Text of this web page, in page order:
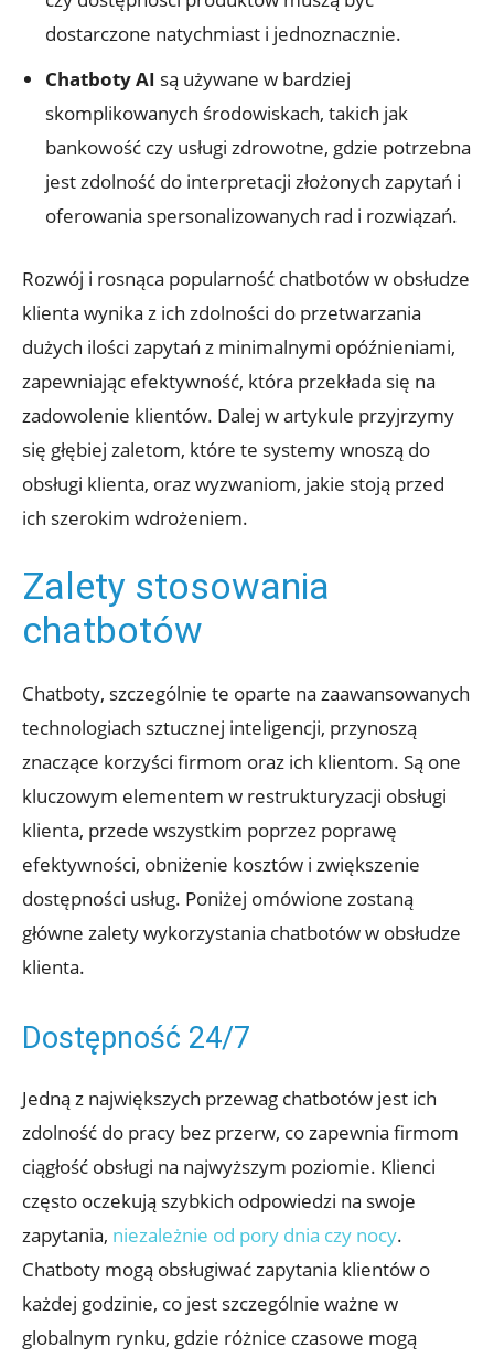
dostarczone natychmiast i jednoznacznie.
Chatboty AI są używane w bardziej
skomplikowanych środowiskach, takich jak
bankowość czy usługi zdrowotne, gdzie potrzebna
jest zdolność do interpretacji złożonych zapytań i
oferowania spersonalizowanych rad i rozwiązań.
Rozwój i rosnąca popularność chatbotów w obsłudze
klienta wynika z ich zdolności do przetwarzania
dużych ilości zapytań z minimalnymi opóźnieniami,
zapewniając efektywność, która przekłada się na
zadowolenie klientów. Dalej w artykule przyjrzymy
się głębiej zaletom, które te systemy wnoszą do
obsługi klienta, oraz wyzwaniom, jakie stoją przed
ich szerokim wdrożeniem.
Zalety stosowania
chatbotów
Chatboty, szczególnie te oparte na zaawansowanych
technologiach sztucznej inteligencji, przynoszą
znaczące korzyści firmom oraz ich klientom. Są one
kluczowym elementem w restrukturyzacji obsługi
klienta, przede wszystkim poprzez poprawę
efektywności, obniżenie kosztów i zwiększenie
dostępności usług. Poniżej omówione zostaną
główne zalety wykorzystania chatbotów w obsłudze
klienta.
Dostępność 24/7
Jedną z największych przewag chatbotów jest ich
zdolność do pracy bez przerw, co zapewnia firmom
ciągłość obsługi na najwyższym poziomie. Klienci
często oczekują szybkich odpowiedzi na swoje
zapytania, niezależnie od pory dnia czy nocy.
Chatboty mogą obsługiwać zapytania klientów o
każdej godzinie, co jest szczególnie ważne w
globalnym rynku, gdzie różnice czasowe mogą